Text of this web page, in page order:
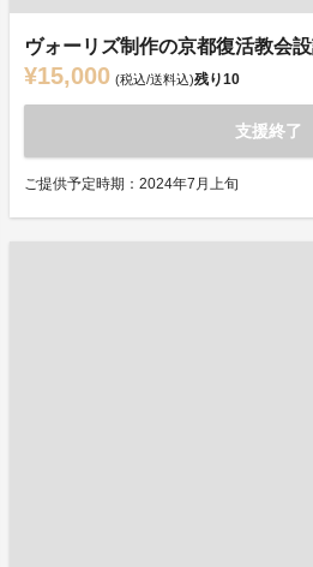
ヴォーリズ制作の京都復活教会
¥15,000 (税込/送料込)残り10
支援終了
ご提供予定時期：2024年7月上旬